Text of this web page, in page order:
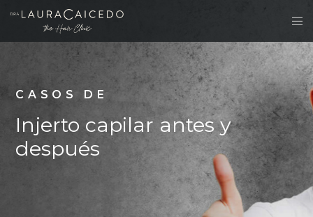
CASOS DE
Injerto capilar antes y
después